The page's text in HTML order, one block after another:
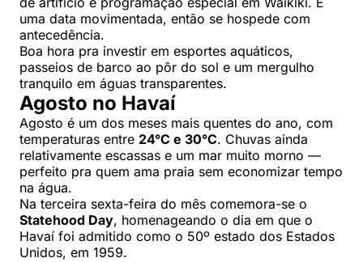
uma data movimentada, então se hospede com
antecedência.
Boa hora pra investir em esportes aquáticos,
passeios de barco ao pôr do sol e um mergulho
tranquilo em águas transparentes.
Agosto no Havaí
Agosto é um dos meses mais quentes do ano, com
temperaturas entre 24°C e 30°C. Chuvas ainda
relativamente escassas e um mar muito morno —
perfeito pra quem ama praia sem economizar tempo
na água.
Na terceira sexta-feira do mês comemora-se o
Statehood Day, homenageando o dia em que o
Havaí foi admitido como o 50º estado dos Estados
Unidos, em 1959.